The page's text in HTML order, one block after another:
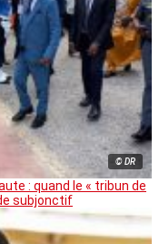
© DR
: quand le « tribun de
subjonctif